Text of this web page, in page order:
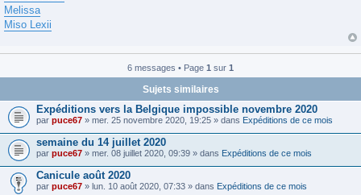
Melissa
Miso Lexii
6 messages • Page 1 sur 1
Sujets similaires
Expéditions vers la Belgique impossible novembre 2020
par puce67 » mer. 25 novembre 2020, 19:25 » dans Expéditions de ce mois
semaine du 14 juillet 2020
par puce67 » mer. 08 juillet 2020, 09:39 » dans Expéditions de ce mois
Canicule août 2020
par puce67 » lun. 10 août 2020, 07:33 » dans Expéditions de ce mois